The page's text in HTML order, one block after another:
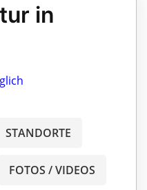
in
STANDORTE
FOTOS / VIDEOS